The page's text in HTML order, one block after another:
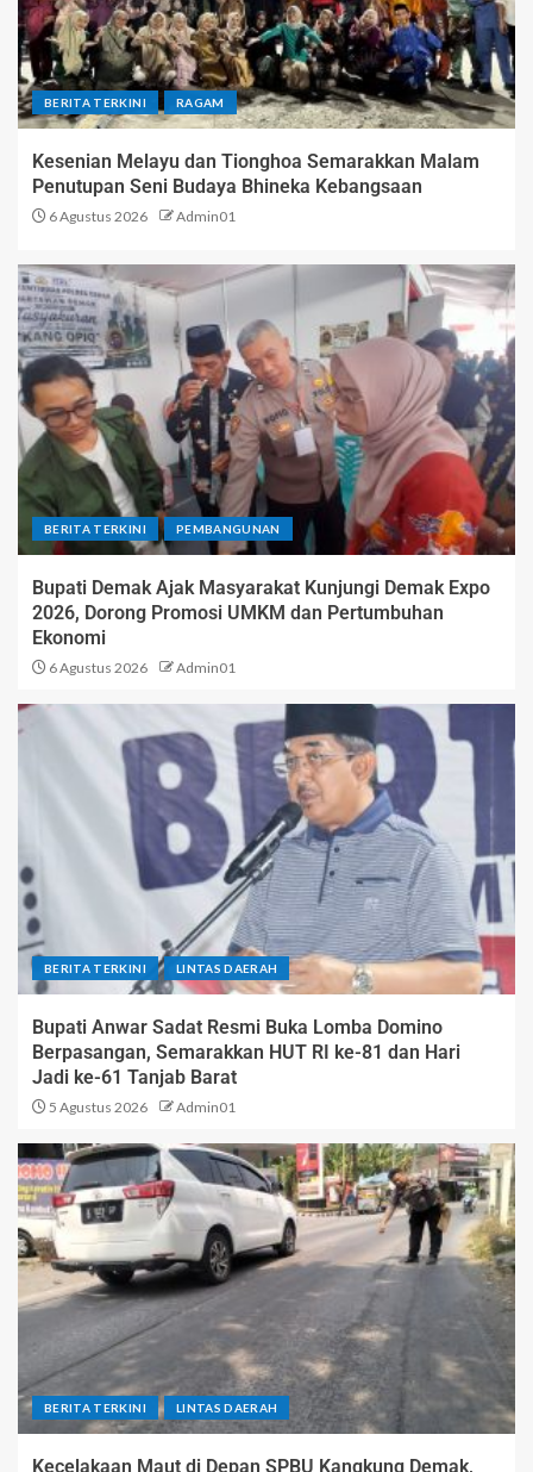
BERITA TERKINI RAGAM
Kesenian Melayu dan Tionghoa Semarakkan Malam
Penutupan Seni Budaya Bhineka Kebangsaan
6 Agustus 2026 Admin01
BERITA TERKINI PEMBANGUNAN
Bupati Demak Ajak Masyarakat Kunjungi Demak Expo
2026, Dorong Promosi UMKM dan Pertumbuhan
Ekonomi
6 Agustus 2026 Admin01
BERITA TERKINI LINTAS DAERAH
Bupati Anwar Sadat Resmi Buka Lomba Domino
Berpasangan, Semarakkan HUT RI ke-81 dan Hari
Jadi ke-61 Tanjab Barat
5 Agustus 2026 Admin01
BERITA TERKINI LINTAS DAERAH
Kecelakaan Maut di Depan SPBU Kangkung Demak,